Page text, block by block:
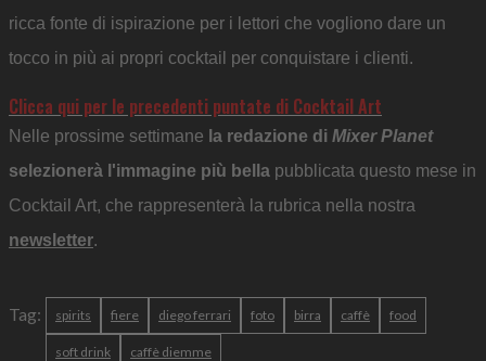
ricca fonte di ispirazione per i lettori che vogliono dare un
tocco in più ai propri cocktail per conquistare i clienti.
Clicca qui per le precedenti puntate di Cocktail Art
Nelle prossime settimane la redazione di Mixer Planet
selezionerà l'immagine più bella pubblicata questo mese in
Cocktail Art, che rappresenterà la rubrica nella nostra
newsletter.
Tag: spirits fiere diego ferrari foto birra caffè food
soft drink caffè diemme